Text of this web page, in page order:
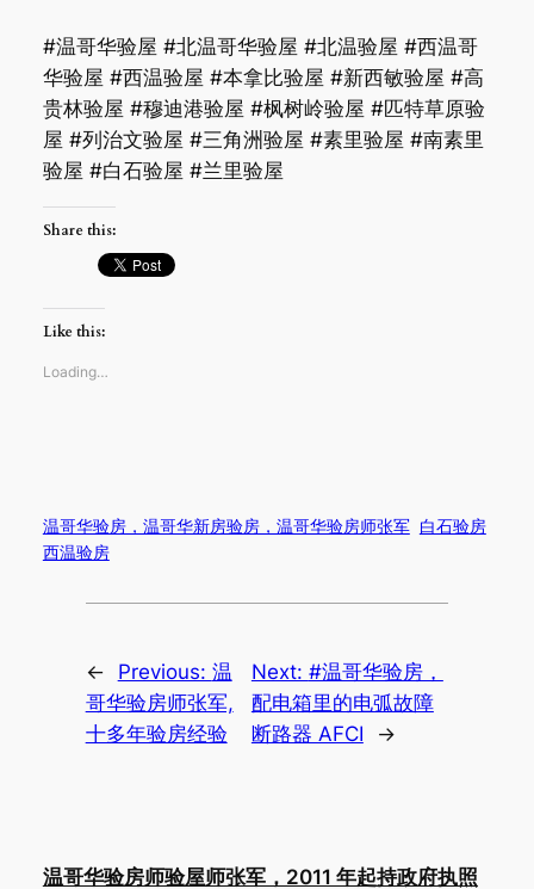
#温哥华验屋 #北温哥华验屋 #北温验屋 #西温哥
华验屋 #西温验屋 #本拿比验屋 #新西敏验屋 #高
贵林验屋 #穆迪港验屋 #枫树岭验屋 #匹特草原验
屋 #列治文验屋 #三角洲验屋 #素里验屋 #南素里
验屋 #白石验屋 #兰里验屋
Share this:
Like this:
Loading…
温哥华验房，温哥华新房验房，温哥华验房师张军 白石验房
西温验房
← Previous: 温
哥华验房师张军,
十多年验房经验
Next: #温哥华验房，
配电箱里的电弧故障
断路器 AFCI
→
温哥华验房师验屋师张军，2011 年起持政府执照